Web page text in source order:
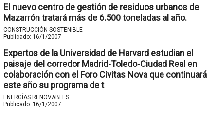
El nuevo centro de gestión de residuos urbanos de
Mazarrón tratará más de 6.500 toneladas al año.
CONSTRUCCIÓN SOSTENIBLE
Publicado: 16/1/2007
Expertos de la Universidad de Harvard estudian el
paisaje del corredor Madrid-Toledo-Ciudad Real en
colaboración con el Foro Civitas Nova que continuará
este año su programa de t
ENERGÍAS RENOVABLES
Publicado: 16/1/2007